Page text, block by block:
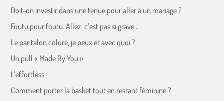
Doit-on investir dans une tenue pour aller à un mariage ?
Foutu pour foutu. Allez, c’est pas si grave…
Le pantalon coloré, je peux et avec quoi ?
Un pull « Made By You »
L’effortless
Comment porter la basket tout en restant féminine ?